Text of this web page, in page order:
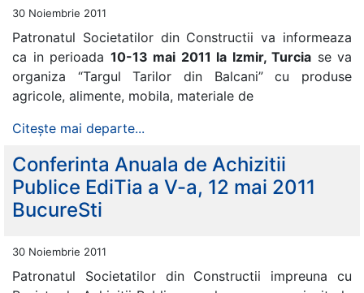
30 Noiembrie 2011
Patronatul Societatilor din Constructii va informeaza
ca in perioada 10-13 mai 2011 la Izmir, Turcia se va
organiza “Targul Tarilor din Balcani” cu produse
agricole, alimente, mobila, materiale de
Citește mai departe...
Conferinta Anuala de Achizitii
Publice EdiTia a V-a, 12 mai 2011
BucureSti
30 Noiembrie 2011
Patronatul Societatilor din Constructii impreuna cu